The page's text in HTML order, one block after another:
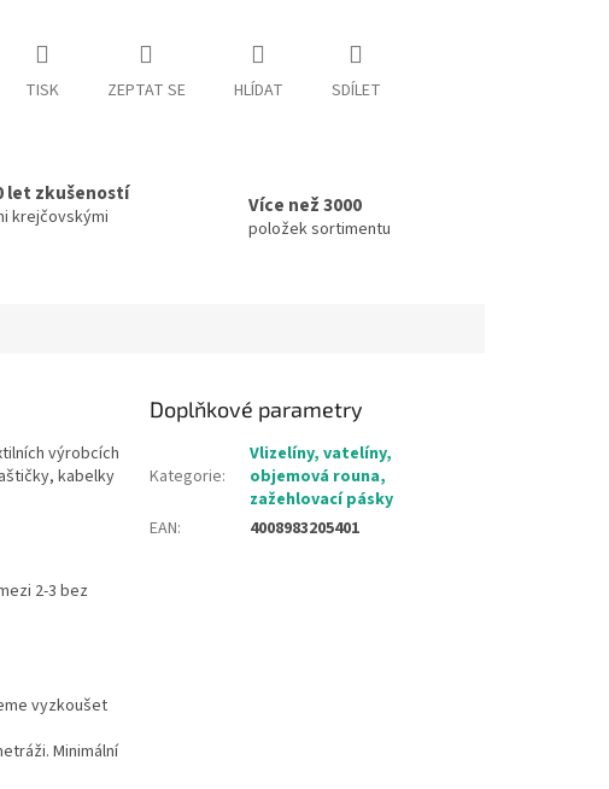
TISK ZEPTAT SE HLÍDAT SDÍLET
let zkušeností
krejčovskými
Více než 3000
položek sortimentu
výrobcích
kabelky
2-3 bez
vyzkoušet
Minimální
Doplňkové parametry
Kategorie:
Vlizelíny, vatelíny,
objemová rouna,
zažehlovací pásky
EAN: 4008983205401